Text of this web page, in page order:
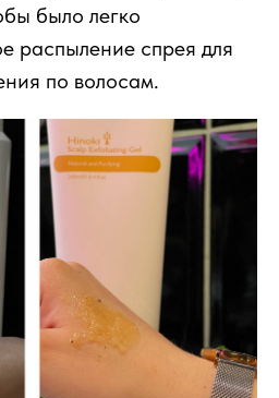
было легко
распыление спрея для
по волосам.